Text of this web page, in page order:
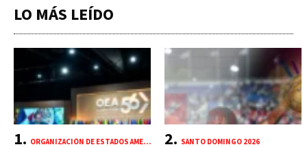
LO MÁS LEÍDO
ORGANIZACIÓN DE ESTADOS AMERICANOS (OEA) SANTO DOMINGO 2026